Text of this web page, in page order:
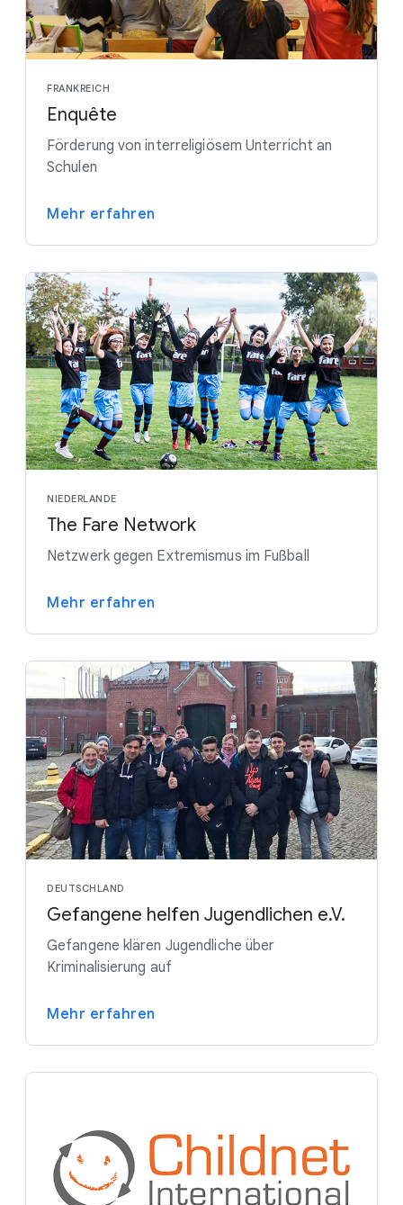
FRANKREICH
Enquête
Förderung von interreligiösem Unterricht an
Schulen
Mehr erfahren
NIEDERLANDE
The Fare Network
Netzwerk gegen Extremismus im Fußball
Mehr erfahren
DEUTSCHLAND
Gefangene helfen Jugendlichen e.V.
Gefangene klären Jugendliche über
Kriminalisierung auf
Mehr erfahren